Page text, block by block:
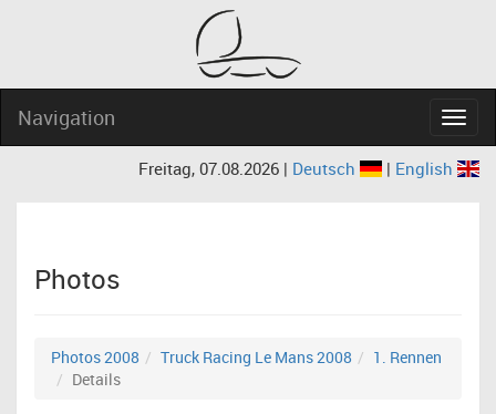
Navigation
Freitag, 07.08.2026 | Deutsch | English
Photos
Photos 2008 Truck Racing Le Mans 2008
1. Rennen
Details